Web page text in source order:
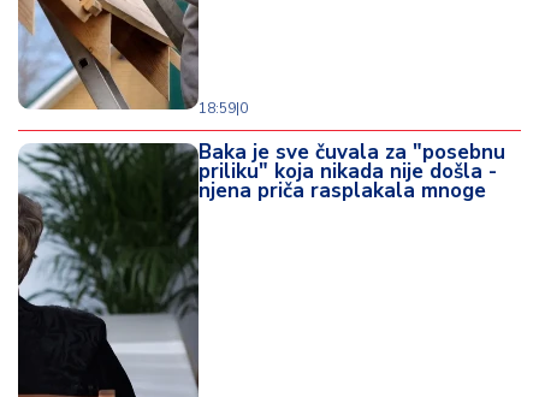
18:59|0
Baka je sve čuvala za "posebnu
priliku" koja nikada nije došla -
njena priča rasplakala mnoge